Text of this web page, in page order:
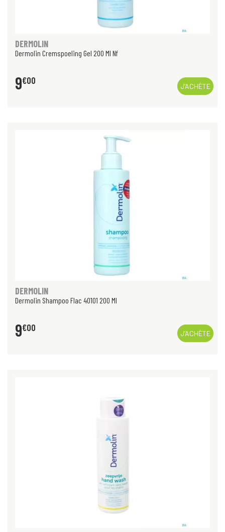
DERMOLIN
Dermolin Cremspoeling Gel 200 Ml Nf
9€00
J’ACHÈTE
DERMOLIN
Dermolin Shampoo Flac 40101 200 Ml
9€00
J’ACHÈTE